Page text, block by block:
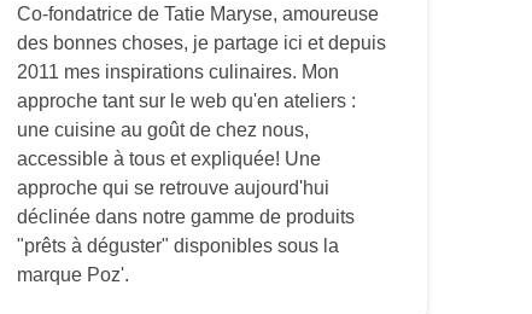
Co-fondatrice de Tatie Maryse, amoureuse
des bonnes choses, je partage ici et depuis
2011 mes inspirations culinaires. Mon
approche tant sur le web qu'en ateliers :
une cuisine au goût de chez nous,
accessible à tous et expliquée! Une
approche qui se retrouve aujourd'hui
déclinée dans notre gamme de produits
"prêts à déguster" disponibles sous la
marque Poz'.